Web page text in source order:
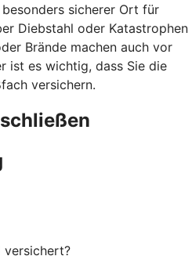
sicherer Ort für
Diebstahl oder Katastrophen
Brände machen auch vor
ist es wichtig, dass Sie die
versichern.
versichert?